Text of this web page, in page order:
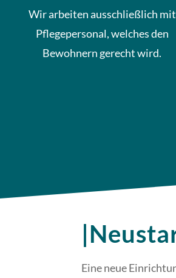
Wir arbeiten ausschließlich mit
Pflegepersonal, welches den
Bewohnern gerecht wird.
Eine neue